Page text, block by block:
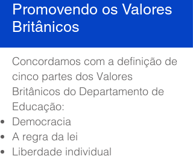
Promovendo os Valores
Britânicos
Concordamos com a definição de
cinco partes dos Valores
Britânicos do Departamento de
Educação:
Democracia
A regra da lei
Liberdade individual